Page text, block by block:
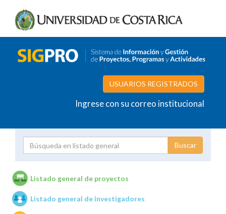
USUARIOS REGISTRADOS
Ingrese con su correo institucional
Unidades de investigación
Listado general de proyectos
Listado general de investigadores